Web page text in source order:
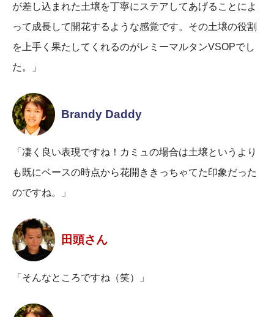
が差し込まれた土壌を丁寧にステアしてあげることによ
って成長して開花するような感覚です。その土壌の役割
を上手く果たしてくれるのがレミーマルタンVSOPでし
た。」
Brandy Daddy
「凄く良い表現ですね！カミュの場合は土壌というより
も既にベースの時点から花開ききっちゃてた印象だった
のですね。」
田頭さん
「そんなところですね（笑）」